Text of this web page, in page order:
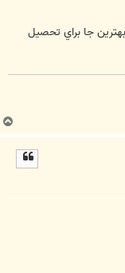
جا براي تحصيل
ب
ا